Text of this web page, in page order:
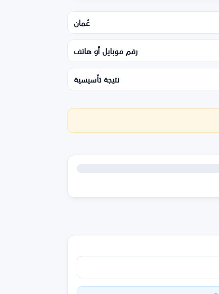
عُمان
رقم موبايل أو هاتف
نتيجة تأسيسية